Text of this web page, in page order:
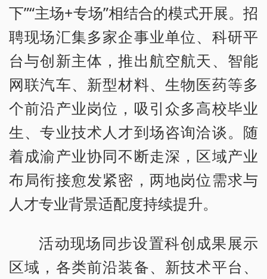
下”“主场+专场”相结合的模式开展。招
聘现场汇集多家企事业单位、科研平
台与创新主体，推出航空航天、智能
网联汽车、新型材料、生物医药等多
个前沿产业岗位，吸引众多高校毕业
生、专业技术人才到场咨询洽谈。随
着成渝产业协同不断走深，区域产业
布局衔接愈发紧密，两地岗位需求与
人才专业背景适配度持续提升。
活动现场同步设置科创成果展示
区域，各类前沿装备、新技术平台、